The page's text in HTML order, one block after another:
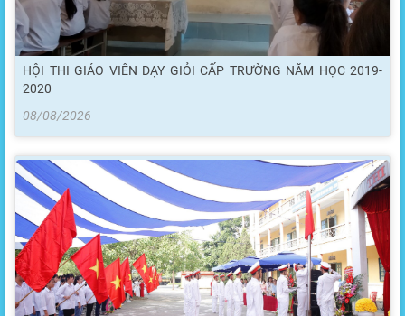
HỘI THI GIÁO VIÊN DẠY GIỎI CẤP TRƯỜNG NĂM HỌC 2019-
2020
08/08/2026